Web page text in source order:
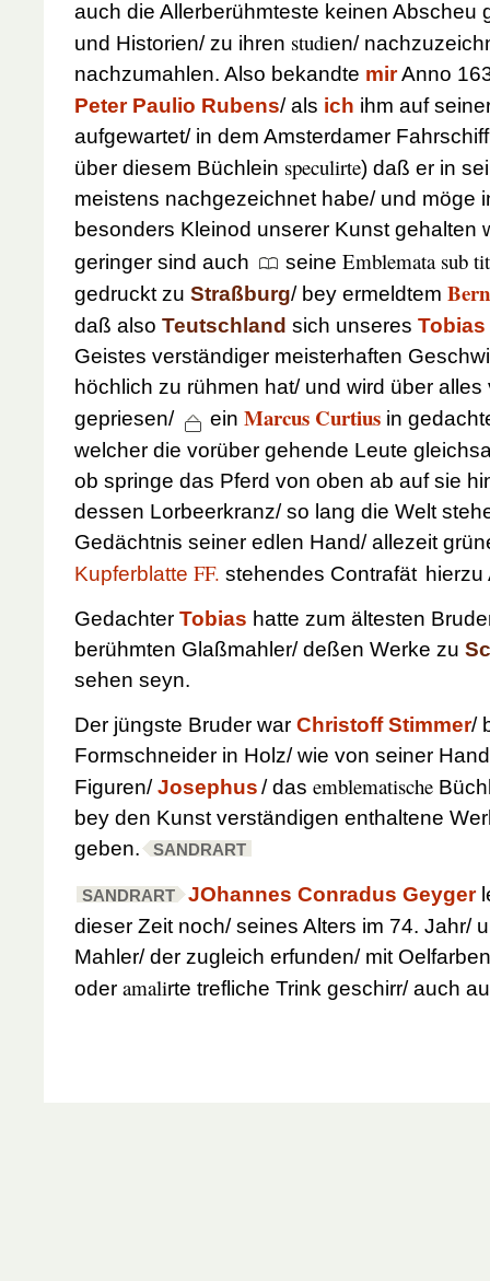
auch die Allerberühmteste keinen Abscheu
und Historien/ zu ihren studien/
nachzumahlen. Also bekandte mirAnno
Peter Paulio Rubens/ als ich ihm auf
aufgewartet/ in dem Amsterdamer
über diesem Büchlein speculirte) daß er in
meistens nachgezeichnet habe/ und möge
besonders Kleinod unserer Kunst gehalten
geringer sind auch
seine Emblemata sub
gedruckt zu Straßburg/ bey ermeldtem
daß also Teutschland sich unseres
Geistes verständiger meisterhaften
höchlich zu rühmen hat/ und wird über
gepriesen/
ein Marcus Curtiusin
welcher die vorüber gehende Leute
ob springe das Pferd von oben ab auf sie
dessen Lorbeerkranz/ so lang die Welt
Gedächtnis seiner edlen Hand/ allezeit
Kupferblatte FF. stehendes Contrafät hierzu
Gedachter Tobias hatte zum ältesten
berühmten Glaßmahler/ deßen Werke zu
sehen seyn.
Der jüngste Bruder war Christoff Stimmer/
Formschneider in Holz/ wie von seiner
Figuren/Josephus/ das emblematische
bey den Kunst verständigen enthaltene
geben.
SANDRART
SANDRART JOhannes Conradus Geyger
dieser Zeit noch/ seines Alters im 74. Jahr/
Mahler/ der zugleich erfunden/ mit
oder amalirte trefliche Trink geschirr/ auch